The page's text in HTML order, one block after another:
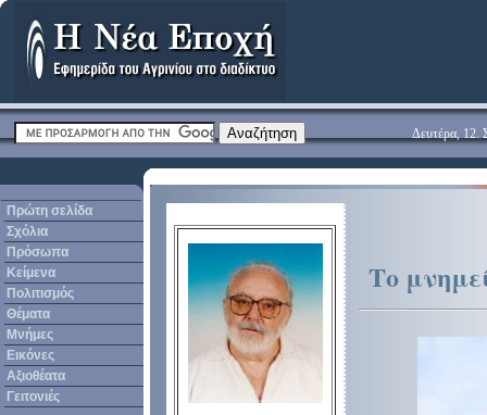
Δευτέρα, 12.
Πρώτη σελίδα
Σχόλια
Πρόσωπα
Κείμενα
Πολιτισμός
Θέματα
Μνήμες
Εικόνες
Αξιοθέατα
Γειτονιές
Το